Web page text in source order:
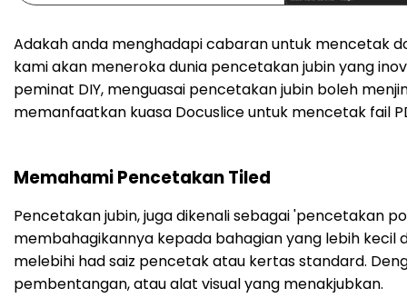
Adakah anda menghadapi cabaran untuk mencetak
kami akan meneroka dunia pencetakan jubin yang
peminat DIY, menguasai pencetakan jubin boleh
memanfaatkan kuasa Docuslice untuk mencetak fail
Memahami Pencetakan Tiled
Pencetakan jubin, juga dikenali sebagai 'pencetakan
membahagikannya kepada bahagian yang lebih
melebihi had saiz pencetak atau kertas standard.
pembentangan, atau alat visual yang menakjubkan.